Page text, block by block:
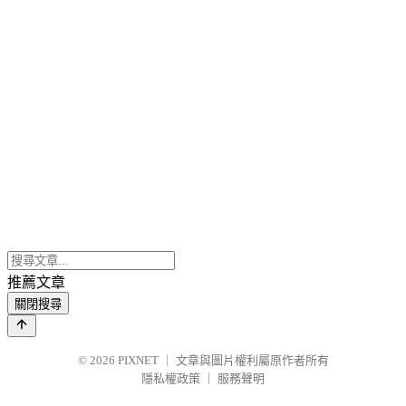
推薦文章
關閉搜尋
© 2026 PIXNET
文章與圖片權利屬原作者所有
隱私權政策
服務聲明